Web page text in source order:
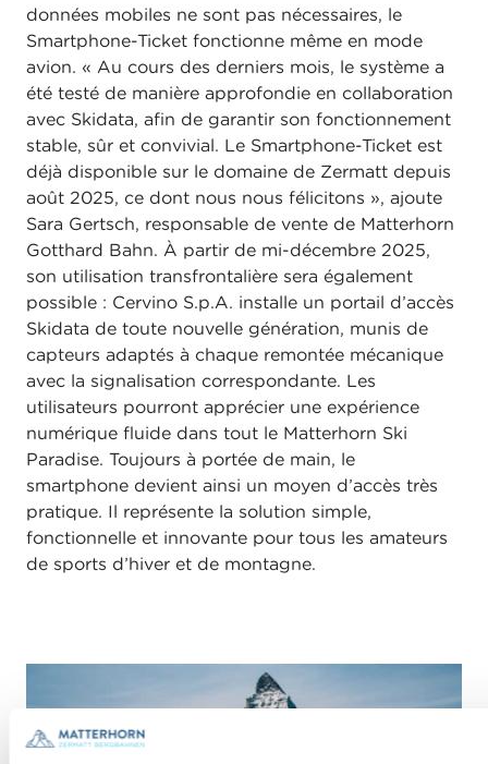
données mobiles ne sont pas nécessaires, le
Smartphone-Ticket fonctionne même en mode
avion. « Au cours des derniers mois, le système a
été testé de manière approfondie en collaboration
avec Skidata, afin de garantir son fonctionnement
stable, sûr et convivial. Le Smartphone-Ticket est
déjà disponible sur le domaine de Zermatt depuis
août 2025, ce dont nous nous félicitons », ajoute
Sara Gertsch, responsable de vente de Matterhorn
Gotthard Bahn. À partir de mi-décembre 2025,
son utilisation transfrontalière sera également
possible : Cervino S.p.A. installe un portail d’accès
Skidata de toute nouvelle génération, munis de
capteurs adaptés à chaque remontée mécanique
avec la signalisation correspondante. Les
utilisateurs pourront apprécier une expérience
numérique fluide dans tout le Matterhorn Ski
Paradise. Toujours à portée de main, le
smartphone devient ainsi un moyen d’accès très
pratique. Il représente la solution simple,
fonctionnelle et innovante pour tous les amateurs
de sports d’hiver et de montagne.